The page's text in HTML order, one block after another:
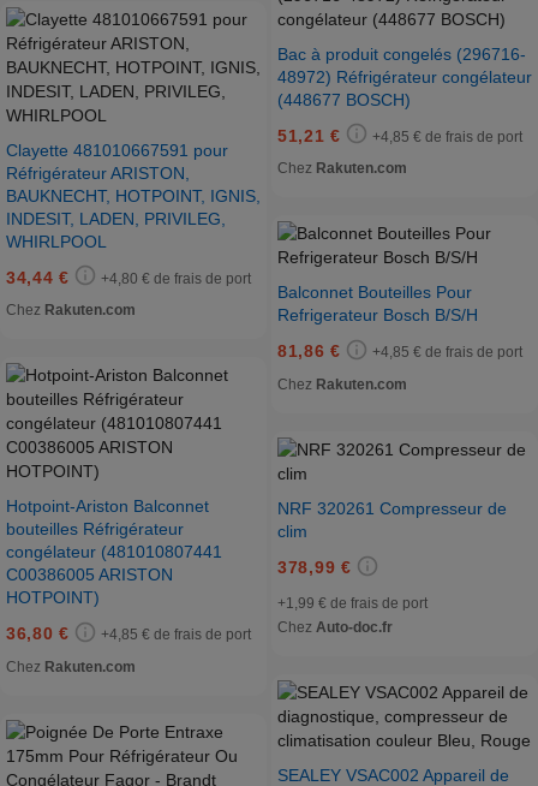
Clayette 481010667591 pour
Réfrigérateur ARISTON,
BAUKNECHT, HOTPOINT, IGNIS,
INDESIT, LADEN, PRIVILEG,
WHIRLPOOL
34,44 €
+4,80 € de frais de port
Chez Rakuten.com
Hotpoint-Ariston Balconnet
bouteilles Réfrigérateur
congélateur (481010807441
C00386005 ARISTON
HOTPOINT)
36,80 €
+4,85 € de frais de port
Chez Rakuten.com
Bac à produit congelés (296716-
48972) Réfrigérateur congélateur
(448677 BOSCH)
51,21 €
+4,85 € de frais de port
Chez Rakuten.com
Balconnet Bouteilles Pour
Refrigerateur Bosch B/S/H
81,86 €
+4,85 € de frais de port
Chez Rakuten.com
NRF 320261 Compresseur de
clim
378,99 €
+1,99 € de frais de port
Chez Auto-doc.fr
SEALEY VSAC002 Appareil de